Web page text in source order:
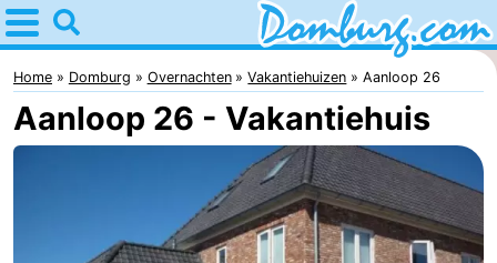
Home
Domburg
Tips
Home Domburg Overnachten Vakantiehuizen Aanloop 26
Aanloop 26 - Vakantiehuis